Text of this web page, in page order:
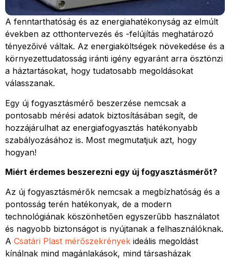
A fenntarthatóság és az energiahatékonyság az elmúlt
években az otthontervezés és -felújítás meghatározó
tényezőivé váltak. Az energiaköltségek növekedése és a
környezettudatosság iránti igény egyaránt arra ösztönzi
a háztartásokat, hogy tudatosabb megoldásokat
válasszanak.
Egy új fogyasztásmérő beszerzése nemcsak a
pontosabb mérési adatok biztosításában segít, de
hozzájárulhat az energiafogyasztás hatékonyabb
szabályozásához is. Most megmutatjuk azt, hogy
hogyan!
Miért érdemes beszerezni egy új fogyasztásmérőt?
Az új fogyasztásmérők nemcsak a megbízhatóság és a
pontosság terén hatékonyak, de a modern
technológiának köszönhetően egyszerűbb használatot
és nagyobb biztonságot is nyújtanak a felhasználóknak.
A Csatári Plast mérőszekrények ideális megoldást
kínálnak mind magánlakások, mind társasházak